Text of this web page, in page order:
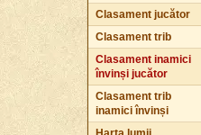
Clasament jucător
Clasament trib
Clasament inamici
învinși jucător
Clasament trib
inamici învinși